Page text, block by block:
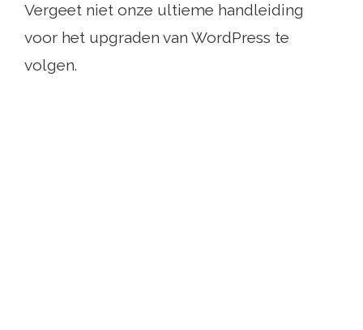
Vergeet niet onze ultieme handleiding
voor het upgraden van WordPress te
volgen.